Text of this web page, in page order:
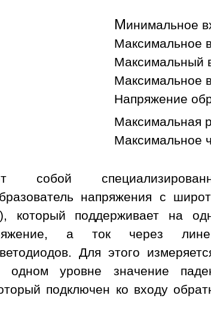
Минимальное
Максимальное
Максимальный
Максимальное
Напряжение
Максимальная
Максимальное
собой
напряжения с
который поддерживает на
а ток через
Для этого
одном уровне значение
подключен ко входу